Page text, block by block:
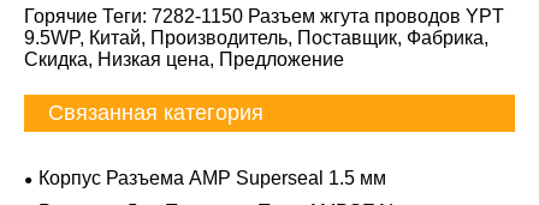
Горячие Теги: 7282-1150 Разъем жгута проводов YPT
9.5WP, Китай, Производитель, Поставщик, Фабрика,
Скидка, Низкая цена, Предложение
Связанная категория
Корпус Разъема AMP Superseal 1.5 мм